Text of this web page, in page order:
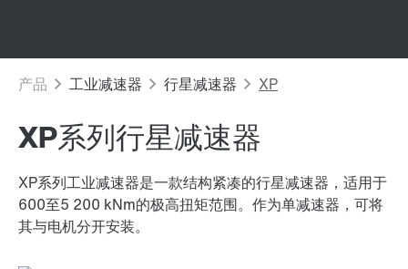
XP系列行星减速器
XP系列工业减速器是一款结构紧凑的行星减速器，适用于
600至5 200 kNm的极高扭矩范围。作为单减速器，可将
其与电机分开安装。